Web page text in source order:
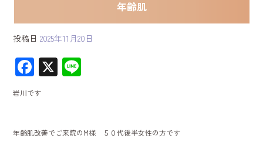
年齢肌
投稿日 2025年11月20日
F
ac
e
b
X
岩川です
年齢肌改善でご来院のM様 ５０代後半女性の方です